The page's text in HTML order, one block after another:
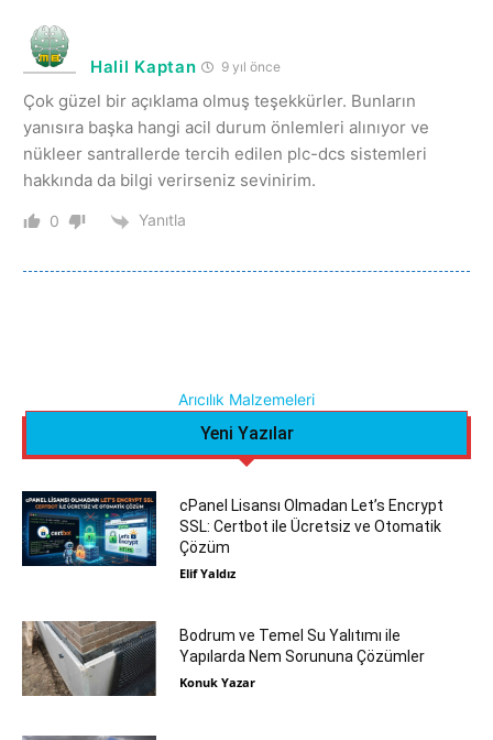
Halil Kaptan 9 yıl önce
Çok güzel bir açıklama olmuş teşekkürler. Bunların
yanısıra başka hangi acil durum önlemleri alınıyor ve
nükleer santrallerde tercih edilen plc-dcs sistemleri
hakkında da bilgi verirseniz sevinirim.
0 Yanıtla
Arıcılık Malzemeleri
Yeni Yazılar
cPanel Lisansı Olmadan Let’s Encrypt
SSL: Certbot ile Ücretsiz ve Otomatik
Çözüm
Elif Yaldız
Bodrum ve Temel Su Yalıtımı ile
Yapılarda Nem Sorununa Çözümler
Konuk Yazar